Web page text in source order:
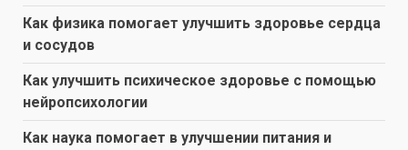
Как физика помогает улучшить здоровье сердца
и сосудов
Как улучшить психическое здоровье с помощью
нейропсихологии
Как наука помогает в улучшении питания и